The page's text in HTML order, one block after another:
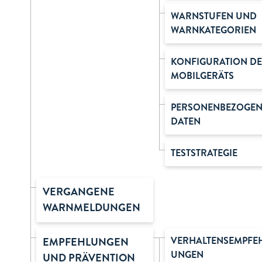
WARNSTUFEN UND
WARNKATEGORIEN
KONFIGURATION
MOBILGERÄTS
DATEN
TESTSTRATEGIE
VERGANGENE
WARNMELDUNGEN
EMPFEHLUNGEN
UND PRÄVENTION
UNGEN